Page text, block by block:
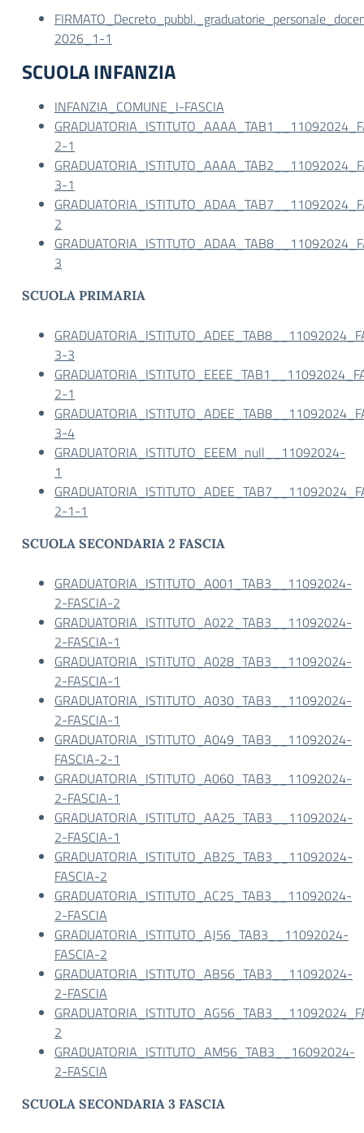
2026_1-1
SCUOLA INFANZIA
INFANZIA_COMUNE_I-FASCIA
2-1
3-1
2
3
SCUOLA PRIMARIA
3-3
2-1
3-4
GRADUATORIA_ISTITUTO_EEEM_null__11092024-
1
2-1-1
SCUOLA SECONDARIA 2 FASCIA
GRADUATORIA_ISTITUTO_A001_TAB3__11092024-
2-FASCIA-2
GRADUATORIA_ISTITUTO_A022_TAB3__11092024-
2-FASCIA-1
GRADUATORIA_ISTITUTO_A028_TAB3__11092024-
2-FASCIA-1
GRADUATORIA_ISTITUTO_A030_TAB3__11092024-
2-FASCIA-1
GRADUATORIA_ISTITUTO_A049_TAB3__11092024-
FASCIA-2-1
GRADUATORIA_ISTITUTO_A060_TAB3__11092024-
2-FASCIA-1
GRADUATORIA_ISTITUTO_AA25_TAB3__11092024-
2-FASCIA-1
GRADUATORIA_ISTITUTO_AB25_TAB3__11092024-
FASCIA-2
GRADUATORIA_ISTITUTO_AC25_TAB3__11092024-
2-FASCIA
GRADUATORIA_ISTITUTO_AJ56_TAB3__11092024-
FASCIA-2
GRADUATORIA_ISTITUTO_AB56_TAB3__11092024-
2-FASCIA
2
GRADUATORIA_ISTITUTO_AM56_TAB3__16092024-
2-FASCIA
SCUOLA SECONDARIA 3 FASCIA